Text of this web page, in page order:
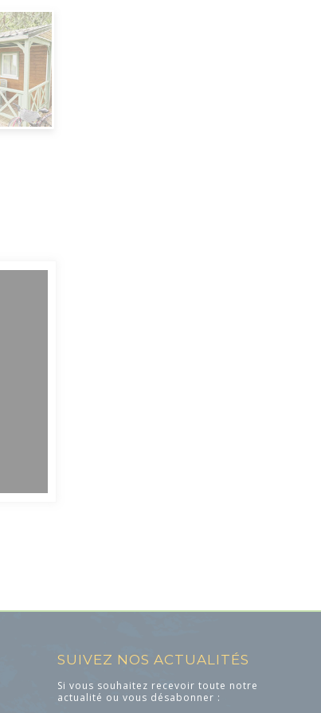
SUIVEZ NOS ACTUALITÉS
Si vous souhaitez recevoir toute notre
actualité ou vous désabonner :